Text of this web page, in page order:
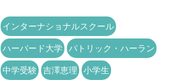
インターナショナルスクール
ハーバード大学 パトリック・ハーラン
中学受験 吉澤恵理 小学生